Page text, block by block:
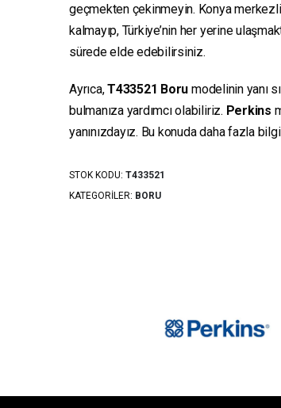
geçmekten çekinmeyin. Konya merkezli
kalmayıp, Türkiye’nin her yerine
sürede elde edebilirsiniz.
Ayrıca,T433521 Boru modelinin yanı
bulmanıza yardımcı olabiliriz. Perkins
yanınızdayız. Bu konuda daha fazla
STOK KODU: T433521
KATEGORILER: BORU